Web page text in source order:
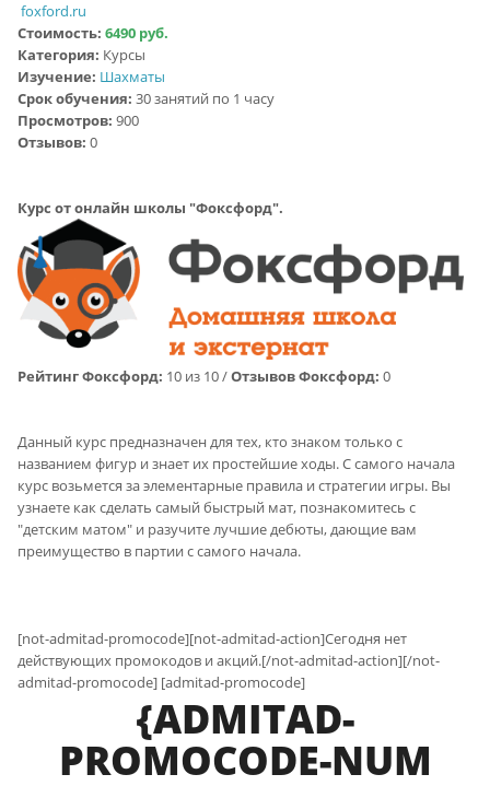
foxford.ru
Стоимость: 6490 руб.
Категория: Курсы
Изучение: Шахматы
Срок обучения: 30 занятий по 1 часу
Просмотров: 900
Отзывов: 0
Курс от онлайн школы "Фоксфорд".
Рейтинг Фоксфорд: 10 из 10 /Отзывов Фоксфорд: 0
Данный курс предназначен для тех, кто знаком только с
названием фигур и знает их простейшие ходы. С самого начала
курс возьмется за элементарные правила и стратегии игры. Вы
узнаете как сделать самый быстрый мат, познакомитесь с
"детским матом" и разучите лучшие дебюты, дающие вам
преимущество в партии с самого начала.
[not-admitad-promocode][not-admitad-action]Сегодня нет
действующих промокодов и акций.[/not-admitad-action][/not-
admitad-promocode] [admitad-promocode]
{ADMITAD-
PROMOCODE-NUM